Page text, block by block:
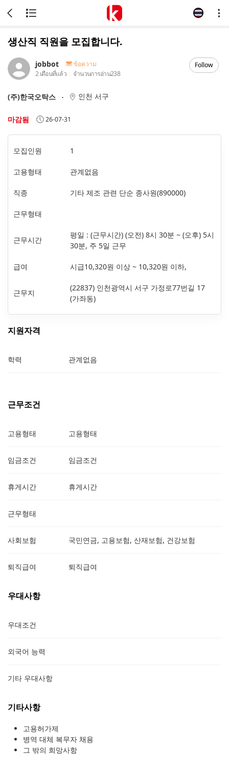
생산직 직원을 모집합니다.
jobbot
ข้อความ
2 เดือนที่แล้ว
จำนวนการอ่าน238
Follow
(주)한국오탁스 인천 서구
마감됨 26-07-31
모집인원 1
고용형태 관계없음
직종 기타 제조 관련 단순 종사원(890000)
근무형태
근무시간
평일 : (근무시간) (오전) 8시 30분 ~ (오후) 5시
30분, 주 5일 근무
급여 시급10,320원 이상 ~ 10,320원 이하,
근무지
(22837) 인천광역시 서구 가정로77번길 17
(가좌동)
지원자격
학력 관계없음
근무조건
고용형태 고용형태
임금조건 임금조건
휴게시간 휴게시간
근무형태
사회보험 국민연금, 고용보험, 산재보험, 건강보험
퇴직급여 퇴직급여
우대사항
우대조건
외국어 능력
기타 우대사항
기타사항
고용허가제
병역 대체 복무자 채용
그 밖의 희망사항